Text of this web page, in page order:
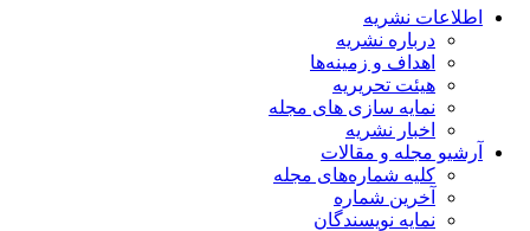
های مجله
مجله